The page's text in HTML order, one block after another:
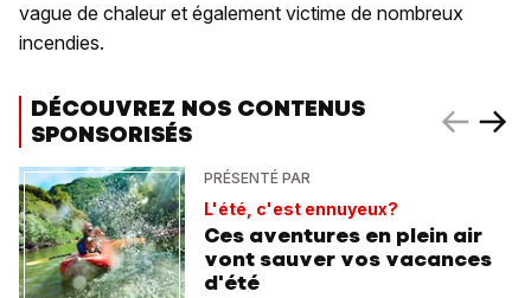
vague de chaleur et également victime de nombreux
incendies.
DÉCOUVREZ NOS CONTENUS
SPONSORISÉS
PRÉSENTÉ PAR
L'été, c'est ennuyeux?
Ces aventures en plein air
vont sauver vos vacances
d'été